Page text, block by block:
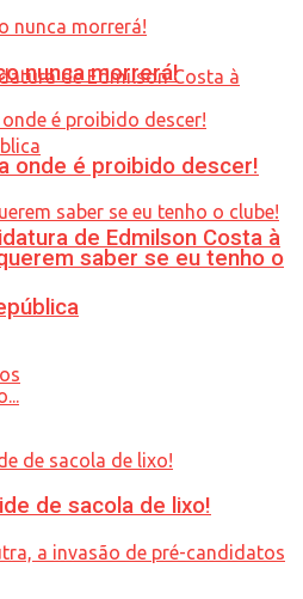
de Edmilson Costa à
nunca morrerá!
onde é proibido descer!
saber se eu tenho o
de sacola de lixo!